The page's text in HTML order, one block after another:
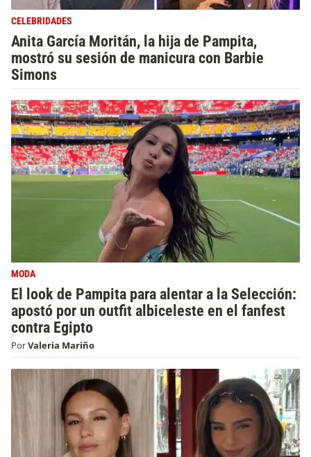
CELEBRIDADES
Anita García Moritán, la hija de Pampita,
mostró su sesión de manicura con Barbie
Simons
MODA
El look de Pampita para alentar a la Selección:
apostó por un outfit albiceleste en el fanfest
contra Egipto
PorValeria Mariño